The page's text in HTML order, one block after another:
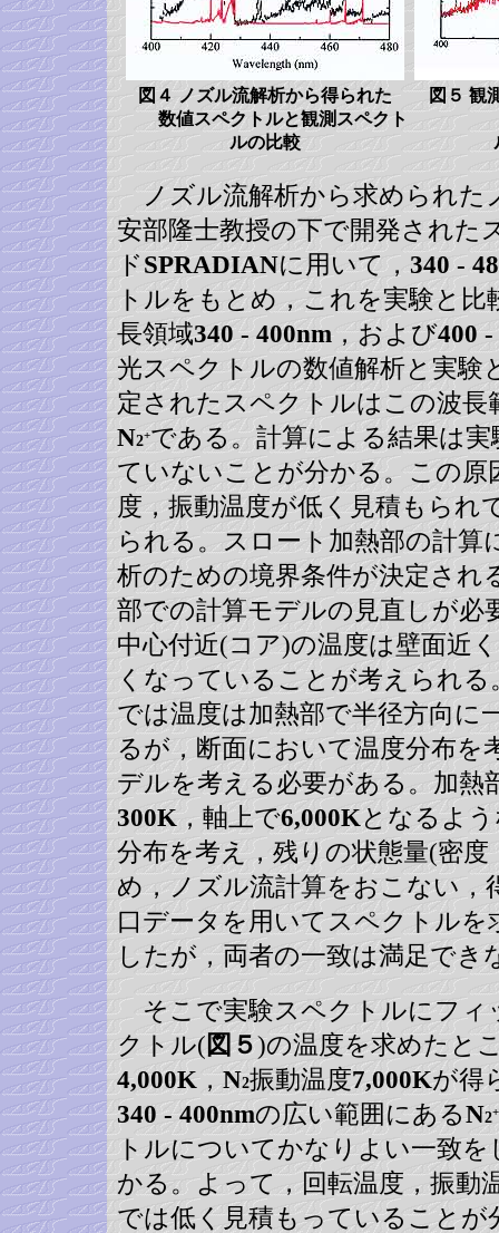
図４ ノズル流解析から得られた
数値スペクトルと観測スペクト
ルの比較
図５ 観
ノズル流解析から求められた
安部隆士教授の下で開発された
ドSPRADIANに用いて，340 -
トルをもとめ，これを実験と比
長領域340 - 400nm，および400
光スペクトルの数値解析と実験
定されたスペクトルはこの波長
N2+である。計算による結果は
ていないことが分かる。この原
度，振動温度が低く見積もられ
られる。スロート加熱部の計算
析のための境界条件が決定され
部での計算モデルの見直しが必
中心付近(コア)の温度は壁面近
くなっていることが考えられる
では温度は加熱部で半径方向に
るが，断面において温度分布を
デルを考える必要がある。加熱
300K，軸上で6,000Kとなるよ
分布を考え，残りの状態量(密度
め，ノズル流計算をおこない，
口データを用いてスペクトルを
したが，両者の一致は満足でき
そこで実験スペクトルにフィ
クトル( 図５)の温度を求めたと
4,000K，N2振動温度7,000Kが得
340 - 400nmの広い範囲にあるN2+
トルについてかなりよい一致
かる。よって，回転温度，振動
では低く見積もっていることが